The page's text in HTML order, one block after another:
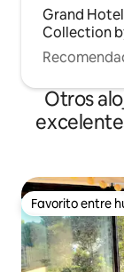
Grand
Collection
Otros
Favorito entre
Favorito entre